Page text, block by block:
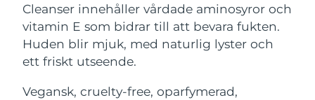
Cleanser innehåller vårdade aminosyror och
vitamin E som bidrar till att bevara fukten.
Huden blir mjuk, med naturlig lyster och
ett friskt utseende.
Vegansk, cruelty-free, oparfymerad,